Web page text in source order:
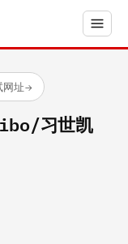
网址→
习世凯